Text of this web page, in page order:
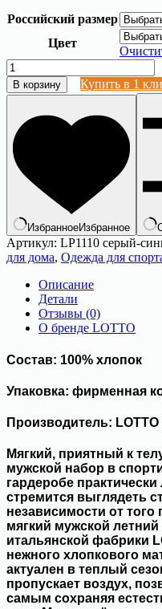
составляла
973 ₽.
2
289 ₽.
Российский размер
Цвет
Количество
товара
Мужской
"LOTTO"
Артикул:
LP1110
В корзину Купить в 1
ИзбранноеИзбранное
Артикул: LP1110 серый-
для дома, Одежда для
Описание
Детали
Отзывы (0)
О бренде LOTTO
Состав: 100% хлопок
Упаковка: фирменная
Производитель:
Мягкий, приятный к
мужской набор в
гардеробе
стремится выглядеть
независимости от того
мягкий мужской
итальянской фабрики
нежного хлопкового
актуален в теплый
пропускает воздух,
самым сохраняя